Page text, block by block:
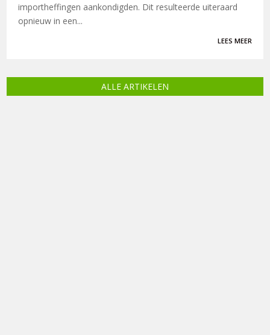
importheffingen aankondigden. Dit resulteerde uiteraard
opnieuw in een...
LEES MEER
ALLE ARTIKELEN